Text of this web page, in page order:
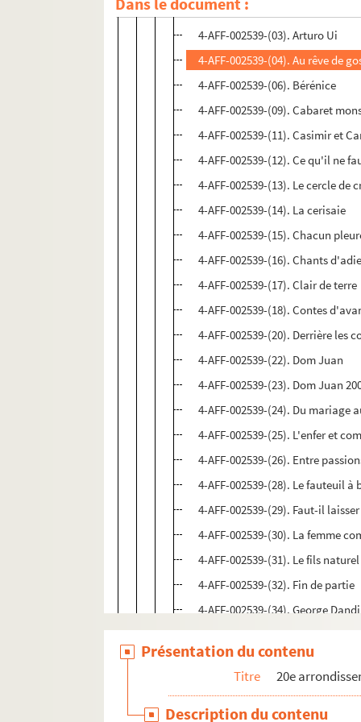
4-AFF-002539-(02). Ann Boleyn
4-AFF-002539-(03). Arturo Ui
4-AFF-002539-(04). Au rêve de
4-AFF-002539-(06). Bérénice
4-AFF-002539-(09). Cabaret
4-AFF-002539-(11). Casimir et
4-AFF-002539-(12). Ce qu'il ne
4-AFF-002539-(13). Le cercle de
4-AFF-002539-(14). La cerisaie
4-AFF-002539-(15). Chacun
4-AFF-002539-(16). Chants
4-AFF-002539-(17). Clair de terre
4-AFF-002539-(18). Contes
4-AFF-002539-(20). Derrière les
4-AFF-002539-(22). Dom Juan
4-AFF-002539-(23). Dom Juan
4-AFF-002539-(24). Du mariage
4-AFF-002539-(25). L'enfer et
4-AFF-002539-(26). Entre
4-AFF-002539-(28). Le fauteuil à
4-AFF-002539-(29). Faut-il
4-AFF-002539-(30). La femme
4-AFF-002539-(31). Le fils
4-AFF-002539-(32). Fin de partie
4-AFF-002539-(34). George
4-AFF-002539-(37). King Lear
4-AFF-002539-(38). Le legs ;
4-AFF-002539-(39). Linge sale
Présentation du contenu
Titre 20e
Description du contenu